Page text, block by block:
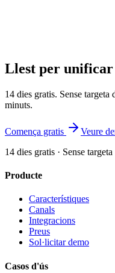
Llest per unificar
14 dies gratis. Sense
minuts.
Comença gratis
Veure
14 dies gratis · Sense
Producte
Característiques
Canals
Integracions
Preus
Sol·licitar demo
Casos d'ús